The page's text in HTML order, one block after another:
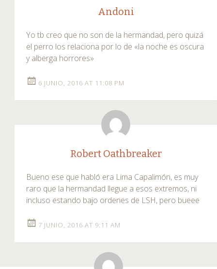
Andoni
Yo tb creo que no son de la hermandad, pero quizá
el perro los relaciona por lo de «la noche es oscura
y alberga horrores»
6 JUNIO, 2016 AT 11:08 PM
Robert Oathbreaker
Bueno ese que habló era Lima Capalimón, es muy
raro que la hermandad llegue a esos extremos, ni
incluso estando bajo ordenes de LSH, pero bueee
7 JUNIO, 2016 AT 9:11 AM